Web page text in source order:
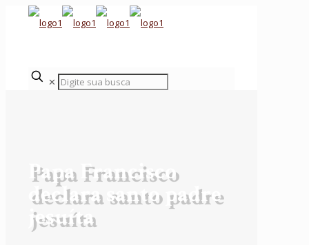
✕
Papa Francisco
declara santo padre
jesuíta